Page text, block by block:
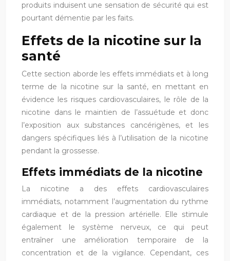
produits induisent une sensation de sécurité qui est
pourtant démentie par les faits.
Effets de la nicotine sur la
santé
Cette section aborde les effets immédiats et à long
terme de la nicotine sur la santé, en mettant en
évidence les risques cardiovasculaires, le rôle de la
nicotine dans le maintien de l’assuétude et donc
l’exposition aux substances cancérigènes, et les
dangers spécifiques liés à l’utilisation de la nicotine
pendant la grossesse.
Effets immédiats de la nicotine
La nicotine a des effets cardiovasculaires
immédiats, notamment l’augmentation du rythme
cardiaque et de la pression artérielle. Elle stimule
également le système nerveux, ce qui peut
entraîner une amélioration temporaire de la
concentration et de la vigilance. Cependant, ces